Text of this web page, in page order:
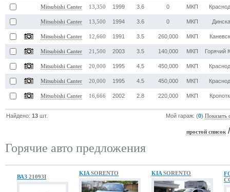
Mitsubishi Canter 13,350 1999 3.6 0 МКП
Mitsubishi Canter 13,500 1994 3.6 0 МКП
Mitsubishi Canter 12,660 1991 3.5 260,000 МКП
Mitsubishi Canter 21,500 2003 3.5 140,000 МКП Горячий
Mitsubishi Canter 20,000 1995 4.5 450,000 МКП
Mitsubishi Canter 20,000 1995 4.5 450,000 МКП
Mitsubishi Canter 16,666 2002 2.8 220,000 МКП
Найдено:13 шт. Мой гараж: (0)Показать
простой список
Горячие авто предложения
ВАЗ 21093I
KIA SORENTO KIA SORENTO